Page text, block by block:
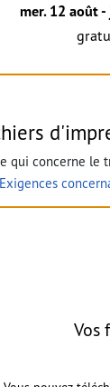
mer. 12 août
qui concerne le
Exigences
Vos